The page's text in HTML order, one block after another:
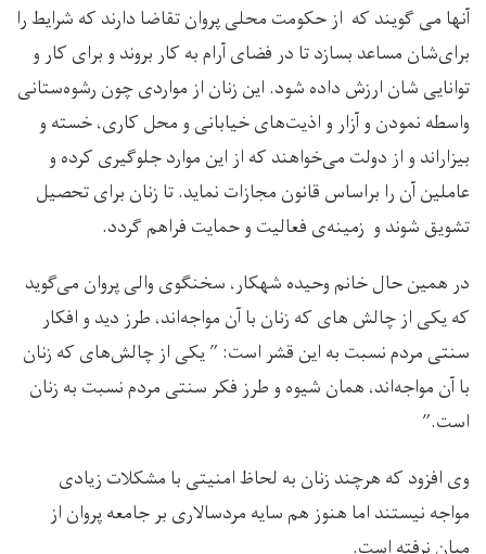
آنها می گویند که از حکومت محلی پروان تقاضا دارند که شرایط را
برای‌شان مساعد بسازد تا در فضای آرام به کار بروند و برای کار و
توانایی شان ارزش داده شود. این زنان از مواردی چون رشوه‌ستانی
واسطه نمودن و آزار و اذیت‌های خیابانی و محل کاری، خسته و
بیزاراند و از دولت می‌خواهند که از این موارد جلوگیری کرده و
عاملین آن را براساس قانون مجازات نماید. تا زنان برای تحصیل
تشویق شوند و زمینه‌ی فعالیت و حمایت فراهم گردد.
در همین حال خانم وحیده شهکار، سخنگوی والی پروان می‌گوید
که یکی از چالش های که زنان با آن مواجه‌اند، طرز دید و افکار
سنتی مردم نسبت به این قشر است: ” یکی از چالش‌های که زنان
با آن مواجه‌اند، همان شیوه و طرز فکر سنتی مردم نسبت به زنان
است.”
وی افزود که هرچند زنان به لحاظ امنیتی با مشکلات زیادی
مواجه نیستند اما هنوز هم سایه مردسالاری بر جامعه پروان از